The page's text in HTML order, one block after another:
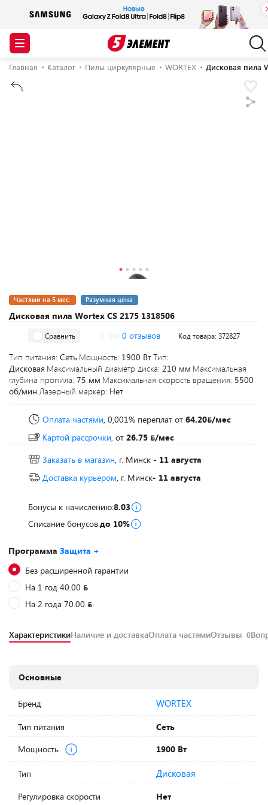
Главная Каталог Пилы циркулярные WORTEX Дисковая пила
Дисковая пила Wortex CS 2175 1318506
Частями на 5 мес. Разумная цена
Программа Защита +
Без расширенной гарантии
На 1 год 40.00
На 2 года 70.00
Сравнить 0 отзывов Код товара: 372827
Тип питания: Сеть Мощность: 1900 ВтТип:
Дисковая Максимальный диаметр диска: 210 мм Максимальная
глубина пропила: 75 мм Максимальная скорость вращения: 5500
об/мин Лазерный маркер: Нет
Оплата частями, 0,001% переплат от 64.20 /мес
Картой рассрочки, от 26.75
/мес
Заказать в магазин, г. Минск - 11 августа
Доставка курьером, г. Минск- 11 августа
Бонусы к начислению:8.03
Списание бонусов:до 10%
ХарактеристикиНаличие и доставкаОплата частямиОтзывы 0
Основные
Бренд WORTEX
Тип питания
Сеть
Мощность
1900 Вт
Тип Дисковая
Регулировка скорости
Нет